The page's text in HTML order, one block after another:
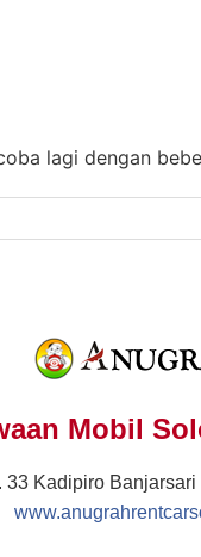
lagi dengan
Mobil
33 Kadipiro